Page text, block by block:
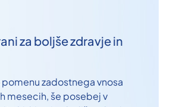
za boljše zdravje in
zadostnega vnosa
mesecih, še posebej v